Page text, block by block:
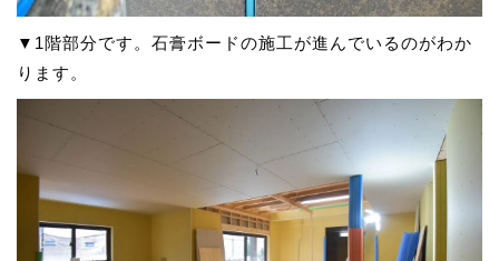
▼1階部分です。石膏ボードの施工が進んでいるのがわか
ります。